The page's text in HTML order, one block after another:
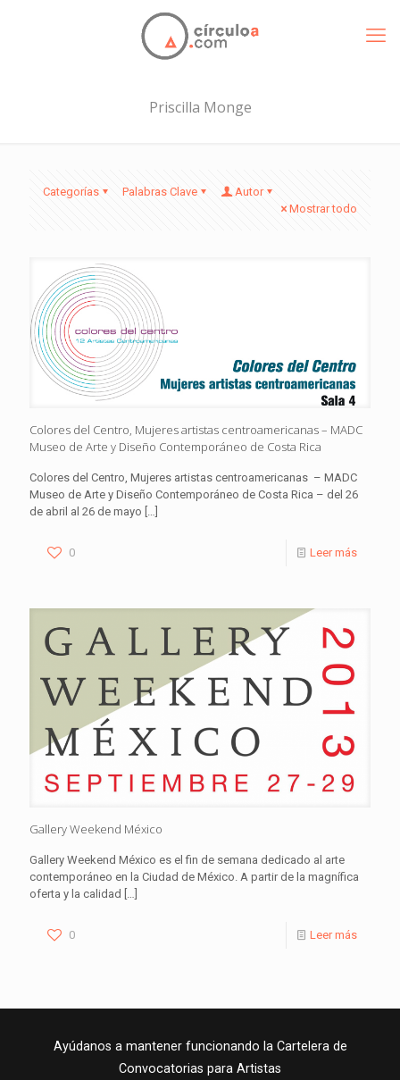
Priscilla Monge
Categorías Palabras Clave
Autor
Mostrar todo
Colores del Centro, Mujeres artistas centroamericanas – MADC
Museo de Arte y Diseño Contemporáneo de Costa Rica
Colores del Centro, Mujeres artistas centroamericanas – MADC
Museo de Arte y Diseño Contemporáneo de Costa Rica – del 26
de abril al 26 de mayo […]
0 Leer más
Gallery Weekend México
Gallery Weekend México es el fin de semana dedicado al arte
contemporáneo en la Ciudad de México. A partir de la magnífica
oferta y la calidad […]
0 Leer más
Ayúdanos a mantener funcionando la Cartelera de
Convocatorias para Artistas